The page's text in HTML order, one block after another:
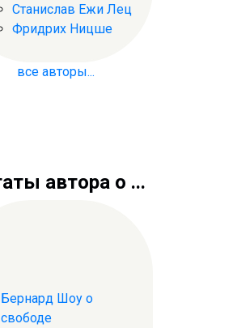
Станислав Ежи Лец
Фридрих Ницше
все авторы...
автора о ...
Бернард Шоу о
свободе